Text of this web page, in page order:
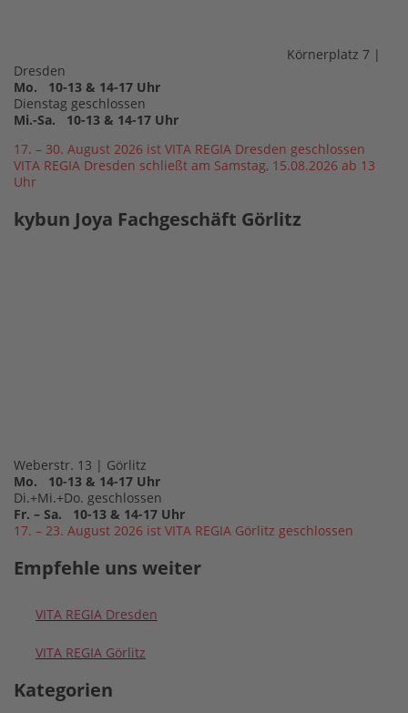
Körnerplatz 7 |
Dresden
Mo. 10-13 & 14-17 Uhr
Dienstag geschlossen
Mi.-Sa. 10-13 & 14-17 Uhr
17. – 30. August 2026 ist VITA REGIA Dresden geschlossen
VITA REGIA Dresden schließt am Samstag, 15.08.2026 ab 13
Uhr
kybun Joya Fachgeschäft Görlitz
Weberstr. 13 | Görlitz
Mo. 10-13 & 14-17 Uhr
Di.+Mi.+Do. geschlossen
Fr. – Sa. 10-13 & 14-17 Uhr
17. – 23. August 2026 ist VITA REGIA Görlitz geschlossen
Empfehle uns weiter
VITA REGIA Dresden
VITA REGIA Görlitz
Kategorien